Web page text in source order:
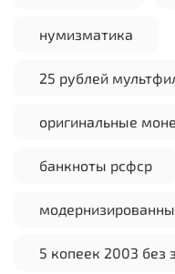
нумизматика
25 рублей
оригинальные
банкноты рсфср
5 копеек 2003 без